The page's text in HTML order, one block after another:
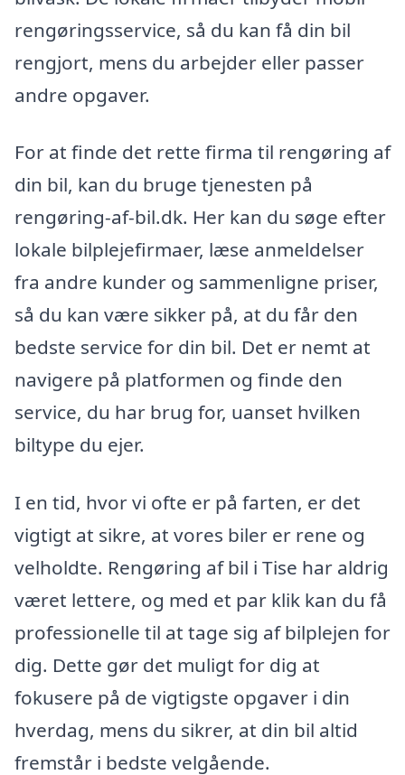
rengøringsservice, så du kan få din bil
rengjort, mens du arbejder eller passer
andre opgaver.
For at finde det rette firma til rengøring af
din bil, kan du bruge tjenesten på
rengøring-af-bil.dk. Her kan du søge efter
lokale bilplejefirmaer, læse anmeldelser
fra andre kunder og sammenligne priser,
så du kan være sikker på, at du får den
bedste service for din bil. Det er nemt at
navigere på platformen og finde den
service, du har brug for, uanset hvilken
biltype du ejer.
I en tid, hvor vi ofte er på farten, er det
vigtigt at sikre, at vores biler er rene og
velholdte. Rengøring af bil i Tise har aldrig
været lettere, og med et par klik kan du få
professionelle til at tage sig af bilplejen for
dig. Dette gør det muligt for dig at
fokusere på de vigtigste opgaver i din
hverdag, mens du sikrer, at din bil altid
fremstår i bedste velgående.